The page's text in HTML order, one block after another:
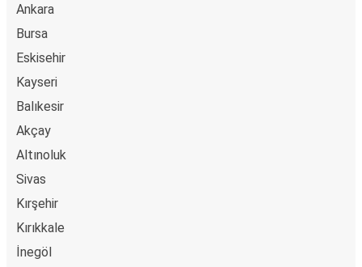
Ankara
Bursa
Eskisehir
Kayseri
Balıkesir
Akçay
Altınoluk
Sivas
Kırşehir
Kırıkkale
İnegöl